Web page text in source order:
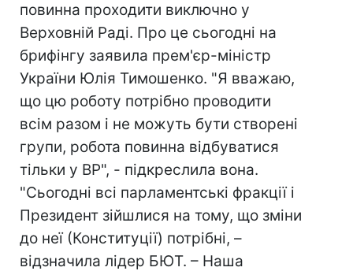
повинна проходити виключно у
Верховній Раді. Про це сьогодні на
брифінгу заявила прем'єр-міністр
України Юлія Тимошенко. "Я вважаю,
що цю роботу потрібно проводити
всім разом і не можуть бути створені
групи, робота повинна відбуватися
тільки у ВР", - підкреслила вона.
"Сьогодні всі парламентські фракції і
Президент зійшлися на тому, що зміни
до неї (Конституції) потрібні, –
відзначила лідер БЮТ. – Наша